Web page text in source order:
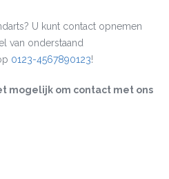
U kunt contact opnemen
van onderstaand
0123-4567890123!
mogelijk om contact met ons